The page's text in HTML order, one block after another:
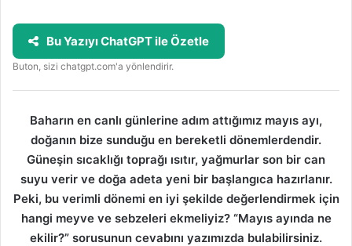
Bu Yazıyı ChatGPT ile Özetle
Buton, sizi chatgpt.com'a yönlendirir.
Baharın en canlı günlerine adım attığımız mayıs ayı,
doğanın bize sunduğu en bereketli dönemlerdendir.
Güneşin sıcaklığı toprağı ısıtır, yağmurlar son bir can
suyu verir ve doğa adeta yeni bir başlangıca hazırlanır.
Peki, bu verimli dönemi en iyi şekilde değerlendirmek için
hangi meyve ve sebzeleri ekmeliyiz? “Mayıs ayında ne
ekilir?” sorusunun cevabını yazımızda bulabilirsiniz.